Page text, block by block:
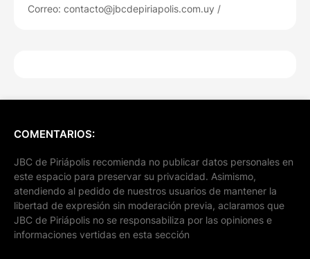
Correo: contacto@jbcdepiriapolis.com.uy /
COMENTARIOS:
JBC de Piriápolis recomienda no publicar datos personales en
este espacio para preservar su privacidad. Asimismo,
atendiendo al pedido de nuestros usuarios de mantener la
libertad de expresión sin moderación previa, aclaramos que
JBC de Piriápolis no se responsabiliza por las opiniones e
informaciones vertidas en esta sección